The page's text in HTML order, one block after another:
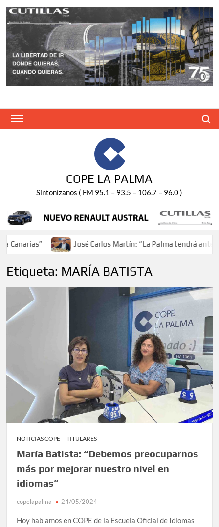
Saltar
contenido
COPE LA PALMA
Sintonízanos ( FM 95.1 – 93.5 – 106.7 – 96.0 )
José Carlos Martín: “La Palma tendrá antes
Etiqueta: MARÍA BATISTA
NOTICIAS COPE TITULARES
María Batista: “Debemos preocuparnos
más por mejorar nuestro nivel en
idiomas”
copelapalma 24/05/2024
Hoy hablamos en COPE de la Escuela Oficial de Idiomas